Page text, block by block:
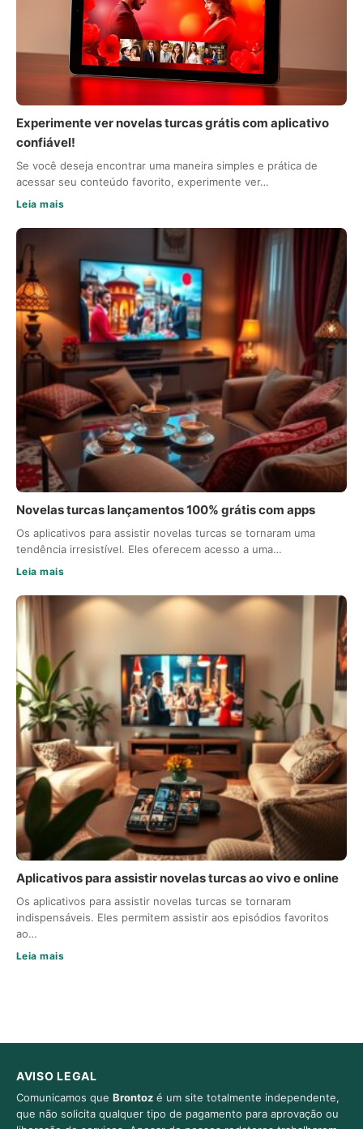
Experimente ver novelas turcas grátis com aplicativo
confiável!
Se você deseja encontrar uma maneira simples e prática de
acessar seu conteúdo favorito, experimente ver…
Leia mais
Novelas turcas lançamentos 100% grátis com apps
Os aplicativos para assistir novelas turcas se tornaram uma
tendência irresistível. Eles oferecem acesso a uma…
Leia mais
Aplicativos para assistir novelas turcas ao vivo e online
Os aplicativos para assistir novelas turcas se tornaram
indispensáveis. Eles permitem assistir aos episódios favoritos
ao…
Leia mais
AVISO LEGAL
Comunicamos que Brontoz é um site totalmente independente,
que não solicita qualquer tipo de pagamento para aprovação ou